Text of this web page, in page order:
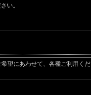
い。
望にあわせて、各種ご利用くだ